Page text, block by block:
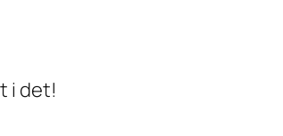
i det!